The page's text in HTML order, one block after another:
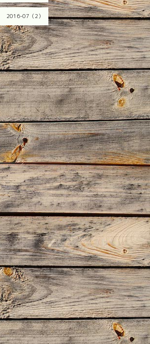
2016-07（2）